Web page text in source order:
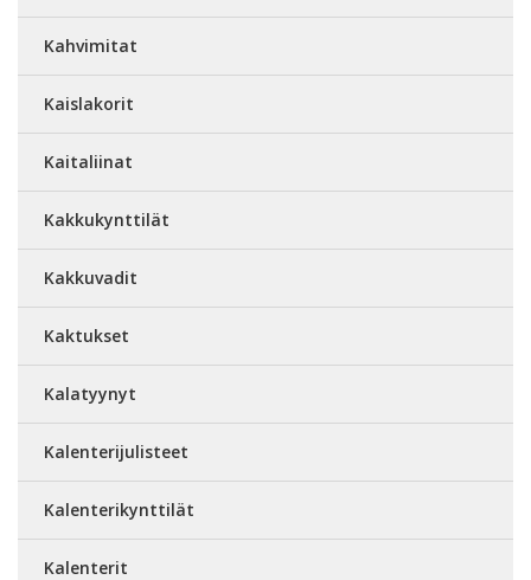
Kahvimitat
Kaislakorit
Kaitaliinat
Kakkukynttilät
Kakkuvadit
Kaktukset
Kalatyynyt
Kalenterijulisteet
Kalenterikynttilät
Kalenterit